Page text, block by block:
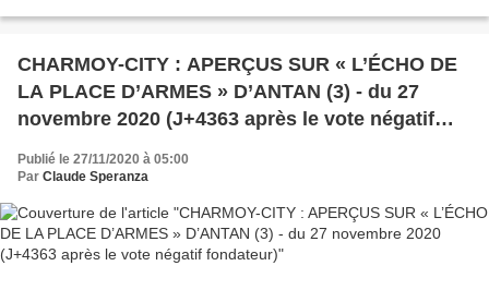
CHARMOY-CITY : APERÇUS SUR « L’ÉCHO DE
LA PLACE D’ARMES » D’ANTAN (3) - du 27
novembre 2020 (J+4363 après le vote négatif
fondateur)
Publié le 27/11/2020 à 05:00
Par Claude Speranza